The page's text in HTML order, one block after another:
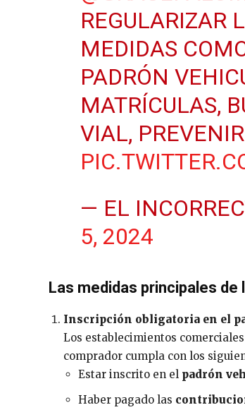
REGULARIZAR
MEDIDAS
PADRÓN
MATRÍCULAS,
VIAL,
— EL
5, 2024
Las medidas principales de
Inscripción obligatoria en el
Los establecimientos
comprador cumpla con los
Estar inscrito en el padrón
Haber pagado las